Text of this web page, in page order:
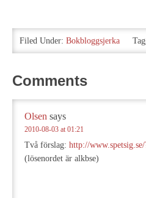
Filed Under: Bokbloggsjerka
Comments
Olsen says
2010-08-03 at 01:21
Två förslag: http://
(lösenordet är alkbse)